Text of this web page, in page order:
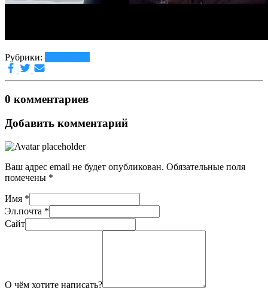
Рубрики:
0 комментариев
Добавить комментарий
Ваш адрес email не будет опубликован. Обязательные поля
помечены *
Имя *
Эл.почта *
Сайт
О чём хотите написать?